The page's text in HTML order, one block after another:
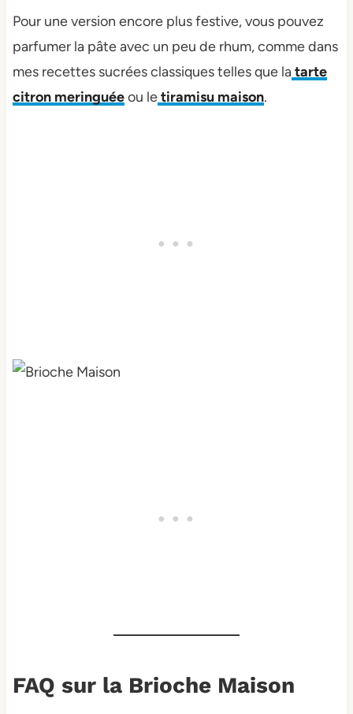
Pour une version encore plus festive, vous pouvez
parfumer la pâte avec un peu de rhum, comme dans
mes recettes sucrées classiques telles que latarte
citron meringuéeou letiramisu maison.
FAQ sur la Brioche Maison